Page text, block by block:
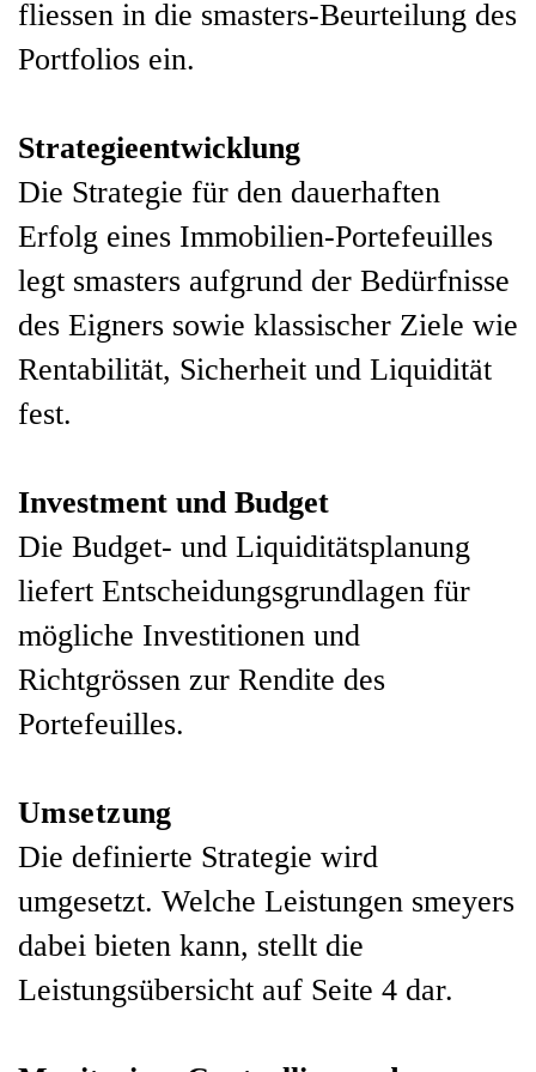
fliessen in die smasters-Beurteilung des
Portfolios ein.
Strategieentwicklung
Die Strategie für den dauerhaften
Erfolg eines Immobilien-Portefeuilles
legt smasters aufgrund der Bedürfnisse
des Eigners sowie klassischer Ziele wie
Rentabilität, Sicherheit und Liquidität
fest.
Investment und Budget
Die Budget- und Liquiditätsplanung
liefert Entscheidungsgrundlagen für
mögliche Investitionen und
Richtgrössen zur Rendite des
Portefeuilles.
Umsetzung
Die definierte Strategie wird
umgesetzt. Welche Leistungen smeyers
dabei bieten kann, stellt die
Leistungsübersicht auf Seite 4 dar.